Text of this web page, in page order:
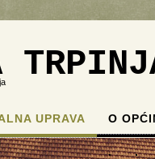
UPRAVA O
. .